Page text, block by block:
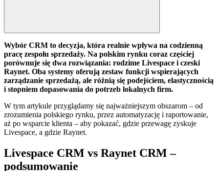
Wybór CRM to decyzja, która realnie wpływa na codzienną
pracę zespołu sprzedaży. Na polskim rynku coraz częściej
porównuje się dwa rozwiązania: rodzime Livespace i czeski
Raynet. Oba systemy oferują zestaw funkcji wspierających
zarządzanie sprzedażą, ale różnią się podejściem, elastycznością
i stopniem dopasowania do potrzeb lokalnych firm.
W tym artykule przyglądamy się najważniejszym obszarom – od
zrozumienia polskiego rynku, przez automatyzację i raportowanie,
aż po wsparcie klienta – aby pokazać, gdzie przewagę zyskuje
Livespace, a gdzie Raynet.
Livespace CRM vs Raynet CRM –
podsumowanie